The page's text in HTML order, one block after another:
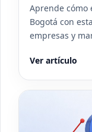
Aprende cómo
Bogotá con
empresas y
Ver artículo